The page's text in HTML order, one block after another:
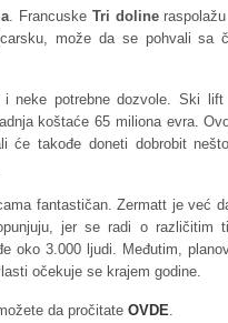
. Francuske Tri doline
može da se pohvali sa
neke potrebne dozvole. Ski
koštaće 65 miliona evra.
će takođe doneti dobrobit
fantastičan. Zermatt je već
jer se radi o različitim
oko 3.000 ljudi. Međutim,
očekuje se krajem godine.
da pročitate OVDE.